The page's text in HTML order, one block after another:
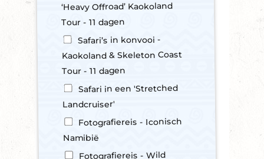
‘Heavy Offroad’ Kaokoland
Tour - 11 dagen
Safari’s in konvooi -
Kaokoland & Skeleton Coast
Tour - 11 dagen
Safari in een 'Stretched
Landcruiser'
Fotografiereis - Iconisch
Namibië
Fotografiereis - Wild